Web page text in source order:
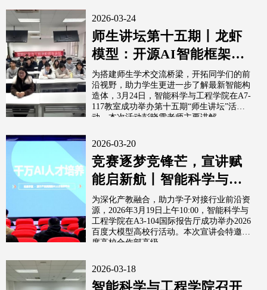
2026-03-24
师生讲坛第十五期丨龙虾
模型：开源AI智能框架体
系
为搭建师生学术交流桥梁，开拓同学们的前
沿视野，助力学生更进一步了解最新智能构
造体，3月24日，智能科学与工程学院在A7-
117教室成功举办第十五期“师生讲坛”活
动。本次活动彭晓雯老师主要讲解...
2026-03-20
竞赛逐梦竞锋芒，宣讲赋
能启新航丨智能科学与工
程学院2026百度大模型高
校行宣...
为深化产教融合，助力学子对接行业前沿资
源，2026年3月19日上午10:00，智能科学与
工程学院在A3-104国际报告厅成功举办2026
百度大模型高校行活动。本次宣讲会特邀百
度高校合作部高级...
2026-03-18
智能科学与工程学院召开